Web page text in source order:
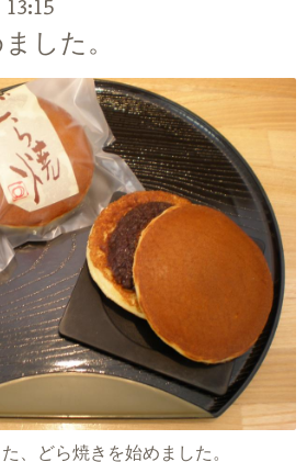
した。
、どら焼きを始めました。